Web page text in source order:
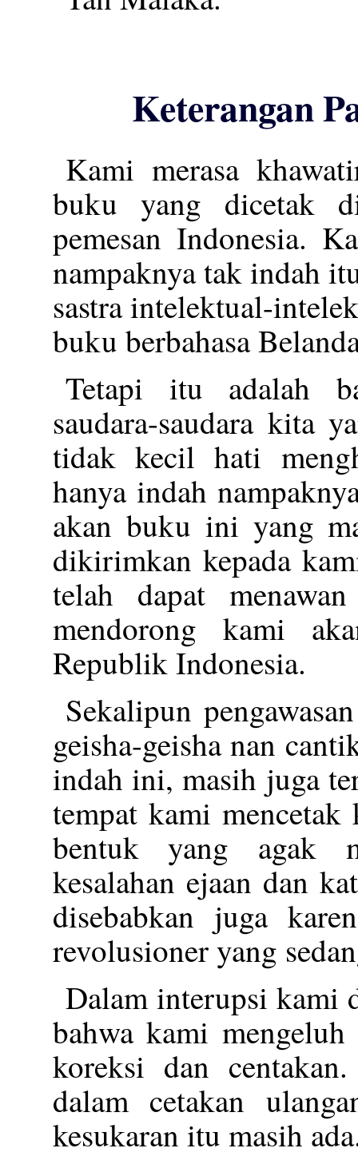
Keterangan
Kami merasa
buku yang dicetak
pemesan Indonesia.
nampaknya tak indah
sastra intelektual-
buku berbahasa
Tetapi itu adalah
saudara-saudara kita
tidak kecil hati
hanya indah
akan buku ini yang
dikirimkan kepada
telah dapat
mendorong kami
Republik Indonesia.
Sekalipun
geisha-geisha nan
indah ini, masih juga
tempat kami
bentuk yang agak
kesalahan ejaan dan
disebabkan juga
revolusioner yang
Dalam interupsi kami
bahwa kami mengeluh
koreksi dan
dalam cetakan
kesukaran itu masih